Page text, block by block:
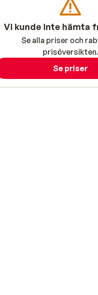
Vi kunde inte hämta
Se alla priser och
prisöversikten.
Se priser